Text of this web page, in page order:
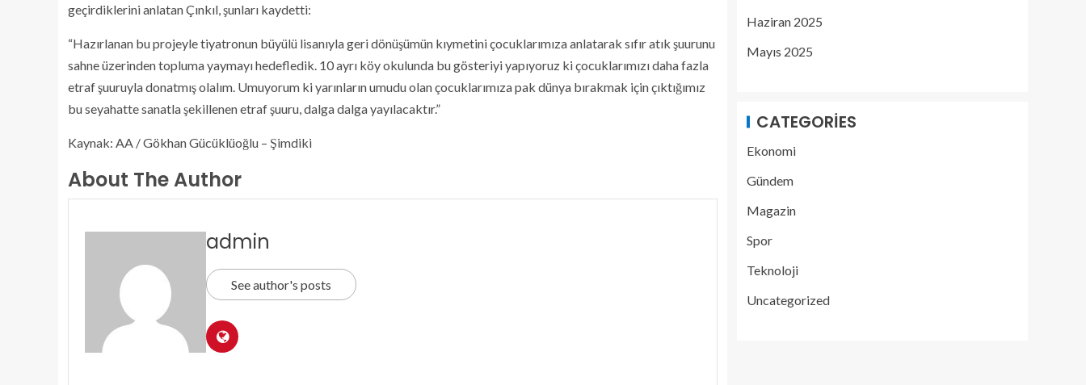
geçirdiklerini anlatan Çınkıl, şunları kaydetti:
“Hazırlanan bu projeyle tiyatronun büyülü lisanıyla geri dönüşümün kıymetini çocuklarımıza anlatarak sıfır atık şuurunu
sahne üzerinden topluma yaymayı hedefledik. 10 ayrı köy okulunda bu gösteriyi yapıyoruz ki çocuklarımızı daha fazla
etraf şuuruyla donatmış olalım. Umuyorum ki yarınların umudu olan çocuklarımıza pak dünya bırakmak için çıktığımız
bu seyahatte sanatla şekillenen etraf şuuru, dalga dalga yayılacaktır.”
Kaynak: AA / Gökhan Gücüklüoğlu – Şimdiki
About The Author
admin
See author's posts
Haziran 2025
Mayıs 2025
CATEGORIES
Ekonomi
Gündem
Magazin
Spor
Teknoloji
Uncategorized